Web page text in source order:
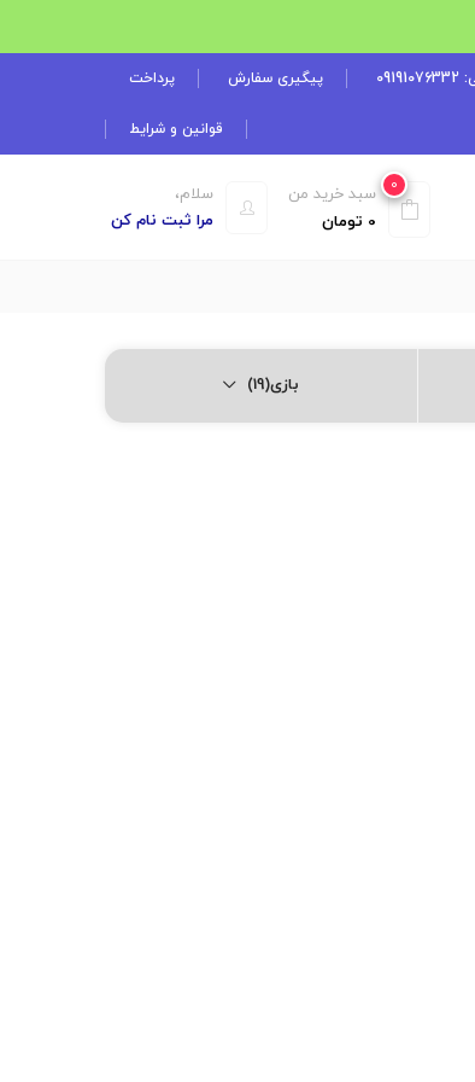
پیگیری سفارش پرداخت
قوانین و شرایط
سلام،
مرا ثبت نام کن
0
سبد خرید من
0 تومان
بازی(19)